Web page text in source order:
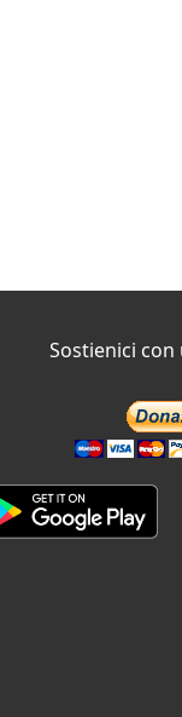
Sostienici